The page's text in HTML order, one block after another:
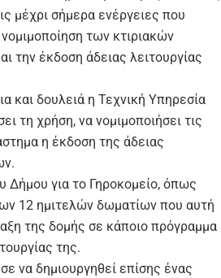
μέχρι σήμερα ενέργειες που
των κτιριακών
την έκδοση άδειας λειτουργίας
δουλειά η Τεχνική Υπηρεσία
τη χρήση, να νομιμοποιήσει τις
η έκδοση της άδειας
για το Γηροκομείο, όπως
12 ημιτελών δωματίων που αυτή
της δομής σε κάποιο πρόγραμμα
της.
να δημιουργηθεί επίσης ένας